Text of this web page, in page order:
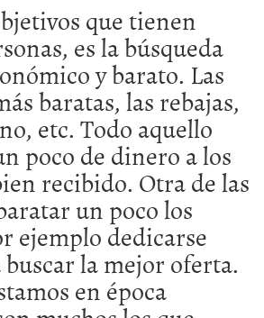
que tienen
es la búsqueda
y barato. Las
baratas, las rebajas,
etc. Todo aquello
poco de dinero a los
recibido. Otra de las
un poco los
ejemplo dedicarse
la mejor oferta.
en época